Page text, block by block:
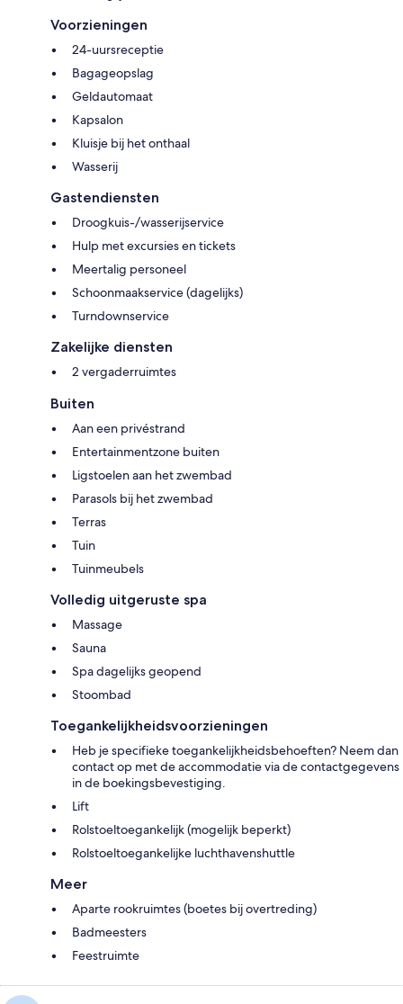
Voorzieningen
24-uursreceptie
Bagageopslag
Geldautomaat
Kapsalon
Kluisje bij het onthaal
Wasserij
Gastendiensten
Droogkuis-/wasserijservice
Hulp met excursies en tickets
Meertalig personeel
Schoonmaakservice (dagelijks)
Turndownservice
Zakelijke diensten
2 vergaderruimtes
Buiten
Aan een privéstrand
Entertainmentzone buiten
Ligstoelen aan het zwembad
Parasols bij het zwembad
Terras
Tuin
Tuinmeubels
Volledig uitgeruste spa
Massage
Sauna
Spa dagelijks geopend
Stoombad
Toegankelijkheidsvoorzieningen
Heb je specifieke toegankelijkheidsbehoeften? Neem dan
contact op met de accommodatie via de contactgegevens
in de boekingsbevestiging.
Lift
Rolstoeltoegankelijk (mogelijk beperkt)
Rolstoeltoegankelijke luchthavenshuttle
Meer
Aparte rookruimtes (boetes bij overtreding)
Badmeesters
Feestruimte